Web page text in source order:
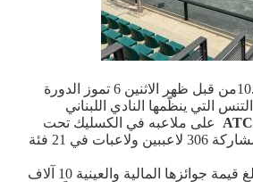
تنطلق عند الساعة 10.00من قبل ظهر الاثنين 6 تموز الدورة
التي ينظّمها النادي اللبناني
على ملاعبه في الكسليك تحت
اشراف اتحاد اللعبة ومشاركة 306 لاعببين ولاعبات في 21 فئة
وتستمر الدورة التي تبلغ قيمة جوائزها المالية والعينية 10 آلاف